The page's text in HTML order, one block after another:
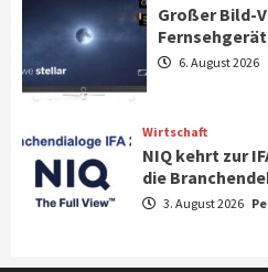
Aktuell Audio
Marantz
Portfolio mit der
News aus dem Internet
Großer Bild-
Fernsehgeräte
Großer Bild-
6. August 2026
Wirtschaft
NIQ kehrt zur
die
3. August 2026